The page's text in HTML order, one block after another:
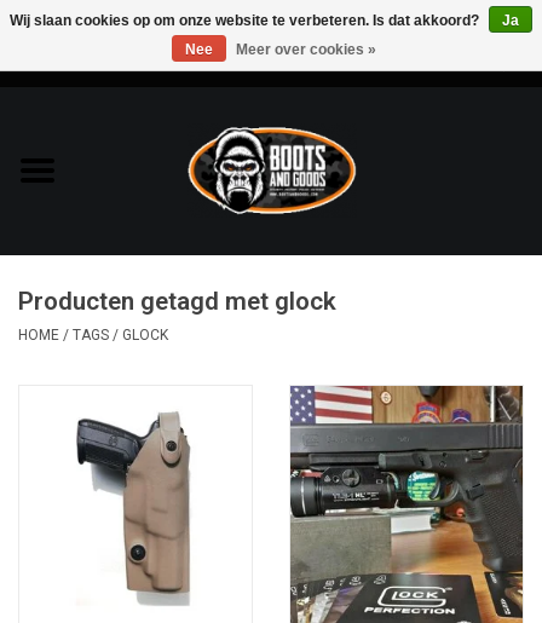
Bags & Packs
Bescherming
Messen & Multitools
Producten getagd met glock
HOME / TAGS / GLOCK
Wij slaan cookies op om onze website te verbeteren. Is dat akkoord?
Ja
Nee
Meer over cookies »